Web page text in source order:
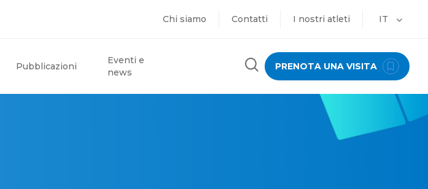
Chi siamo Contatti I nostri atleti IT
Pubblicazioni
Eventi e
news
PRENOTA UNA VISITA